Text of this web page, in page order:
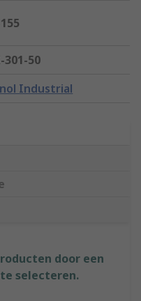
301-50
Industrial
door een
selecteren.